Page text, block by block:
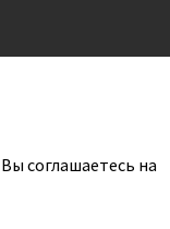
соглашаетесь на